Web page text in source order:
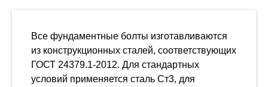
Все фундаментные болты изготавливаются
из конструкционных сталей, соответствующих
ГОСТ 24379.1-2012. Для стандартных
условий применяется сталь Ст3, для